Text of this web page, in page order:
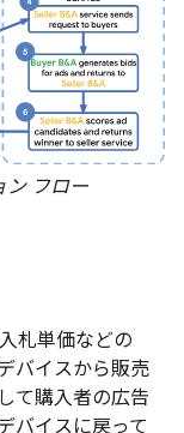
ン フロー
札単価などの
バイスから販売
て購入者の広告
バイスに戻って